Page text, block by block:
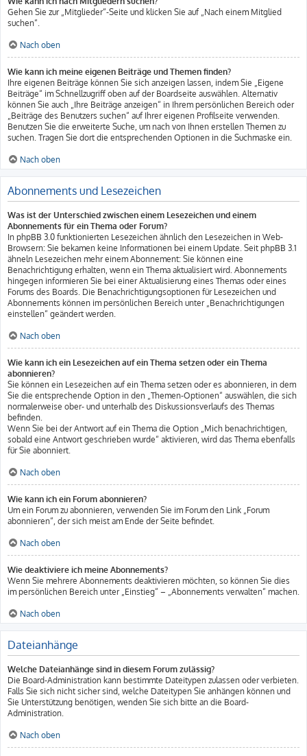
Gehen Sie zur „Mitglieder“-Seite und klicken Sie auf „Nach einem Mitglied
suchen“.
Nach oben
Wie kann ich meine eigenen Beiträge und Themen finden?
Ihre eigenen Beiträge können Sie sich anzeigen lassen, indem Sie „Eigene
Beiträge“ im Schnellzugriff oben auf der Boardseite auswählen. Alternativ
können Sie auch „Ihre Beiträge anzeigen“ in Ihrem persönlichen Bereich oder
„Beiträge des Benutzers suchen“ auf Ihrer eigenen Profilseite verwenden.
Benutzen Sie die erweiterte Suche, um nach von Ihnen erstellen Themen zu
suchen. Tragen Sie dort die entsprechenden Optionen in die Suchmaske ein.
Nach oben
Abonnements und Lesezeichen
Was ist der Unterschied zwischen einem Lesezeichen und einem
Abonnements für ein Thema oder Forum?
In phpBB 3.0 funktionierten Lesezeichen ähnlich den Lesezeichen in Web-
Browsern: Sie bekamen keine Informationen bei einem Update. Seit phpBB 3.1
ähneln Lesezeichen mehr einem Abonnement: Sie können eine
Benachrichtigung erhalten, wenn ein Thema aktualisiert wird. Abonnements
hingegen informieren Sie bei einer Aktualisierung eines Themas oder eines
Forums des Boards. Die Benachrichtigungsoptionen für Lesezeichen und
Abonnements können im persönlichen Bereich unter „Benachrichtigungen
einstellen“ geändert werden.
Nach oben
Wie kann ich ein Lesezeichen auf ein Thema setzen oder ein Thema
abonnieren?
Sie können ein Lesezeichen auf ein Thema setzen oder es abonnieren, in dem
Sie die entsprechende Option in den „Themen-Optionen“ auswählen, die sich
normalerweise ober- und unterhalb des Diskussionsverlaufs des Themas
befinden.
Wenn Sie bei der Antwort auf ein Thema die Option „Mich benachrichtigen,
sobald eine Antwort geschrieben wurde“ aktivieren, wird das Thema ebenfalls
für Sie abonniert.
Nach oben
Wie kann ich ein Forum abonnieren?
Um ein Forum zu abonnieren, verwenden Sie im Forum den Link „Forum
abonnieren“, der sich meist am Ende der Seite befindet.
Nach oben
Wie deaktiviere ich meine Abonnements?
Wenn Sie mehrere Abonnements deaktivieren möchten, so können Sie dies
im persönlichen Bereich unter „Einstieg“ – „Abonnements verwalten“ machen.
Nach oben
Dateianhänge
Welche Dateianhänge sind in diesem Forum zulässig?
Die Board-Administration kann bestimmte Dateitypen zulassen oder verbieten.
Falls Sie sich nicht sicher sind, welche Dateitypen Sie anhängen können und
Sie Unterstützung benötigen, wenden Sie sich bitte an die Board-
Administration.
Nach oben